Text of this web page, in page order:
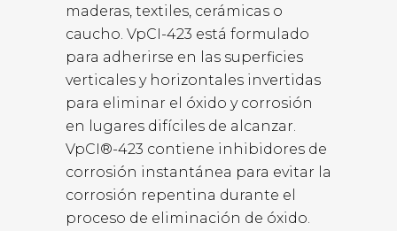
maderas, textiles, cerámicas o
caucho. VpCI-423 está formulado
para adherirse en las superficies
verticales y horizontales invertidas
para eliminar el óxido y corrosión
en lugares difíciles de alcanzar.
VpCI®-423 contiene inhibidores de
corrosión instantánea para evitar la
corrosión repentina durante el
proceso de eliminación de óxido.